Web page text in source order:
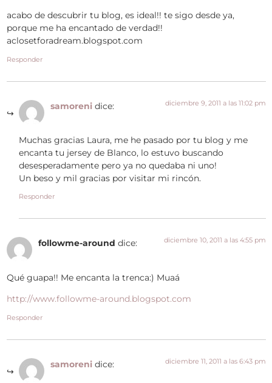
acabo de descubrir tu blog, es ideal!! te sigo desde ya,
porque me ha encantado de verdad!!
aclosetforadream.blogspot.com
Responder
samoreni dice: diciembre 9, 2011 a las 11:02 pm
Muchas gracias Laura, me he pasado por tu blog y me
encanta tu jersey de Blanco, lo estuvo buscando
desesperadamente pero ya no quedaba ni uno!
Un beso y mil gracias por visitar mi rincón.
Responder
followme-around dice: diciembre 10, 2011 a las 4:55 pm
Qué guapa!! Me encanta la trenca:) Muaá
http://www.followme-around.blogspot.com
Responder
samoreni dice: diciembre 11, 2011 a las 6:43 pm